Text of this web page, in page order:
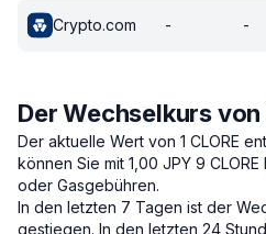
Crypto.com - -
Der Wechselkurs
Der aktuelle Wert von 1 CLORE
können Sie mit 1,00 JPY 9
oder Gasgebühren.
In den letzten 7 Tagen ist der
gestiegen. In den letzten 24